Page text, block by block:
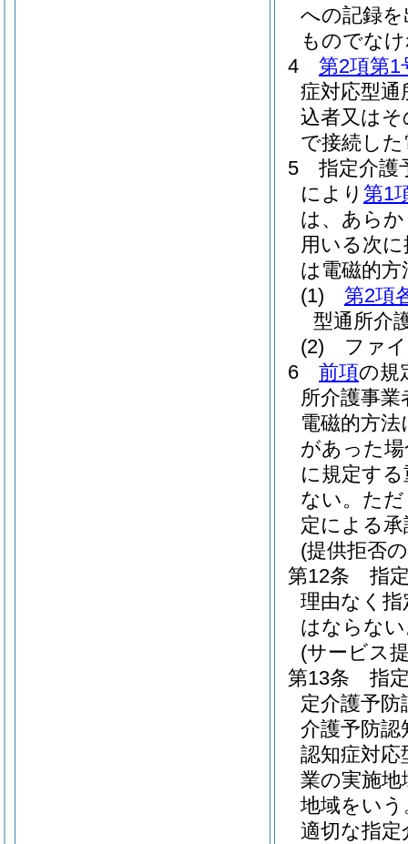
への記録
ものでな
4
第2項第1
症対応型通
込者又は
で接続し
5
指定介護
により 第1
は、あら
用いる次
は電磁的
(1)
第2項
型通所介
(2)
ファ
6
前項の規
所介護事
電磁的方
があった
に規定す
ない。 た
定による
(提供拒否
第12条
指
理由なく指
はならな
(サービス
第13条
指
定介護予防
介護予防認
認知症対応
業の実施地
地域をい
適切な指